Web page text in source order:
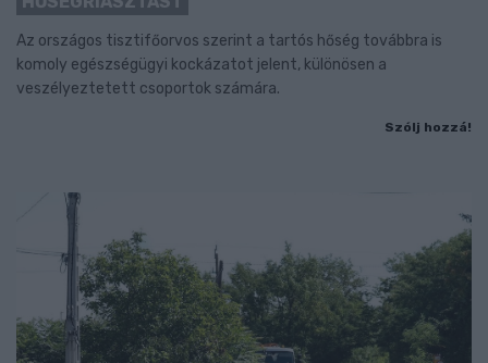
Az országos tisztifőorvos szerint a tartós hőség továbbra is
komoly egészségügyi kockázatot jelent, különösen a
veszélyeztetett csoportok számára.
Szólj hozzá!